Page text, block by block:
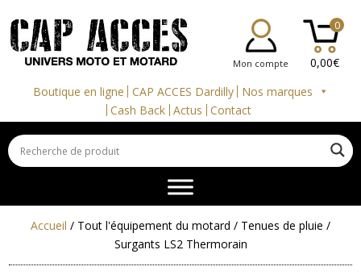
Mon compte 0,00€
0
Boutique en ligne CAP ACCES Dardilly
Nos marques
Cash Back Actus Contact
Accueil / Tout l'équipement du motard / Tenues de pluie /
Surgants LS2 Thermorain